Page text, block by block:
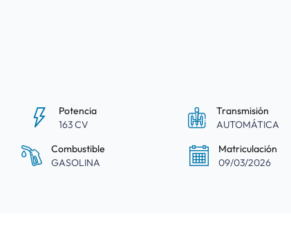
Potencia
163 CV
Transmisión
AUTOMÁTICA
Combustible
GASOLINA
Matriculación
09/03/2026